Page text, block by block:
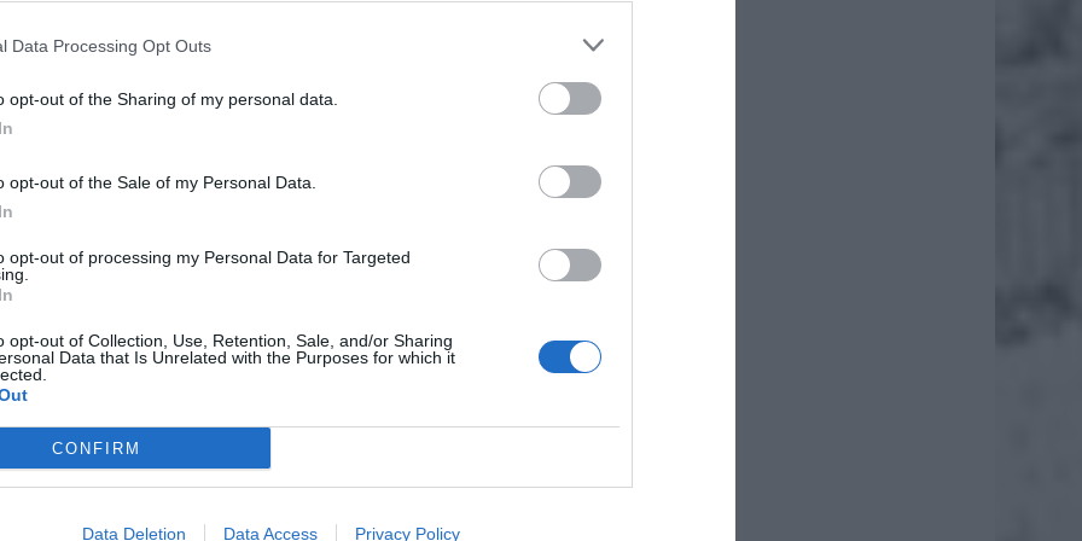
Data Processing Opt Outs
opt-out of the Sharing of my personal data.
opt-out of the Sale of my Personal Data.
opt-out of processing my Personal Data for Targeted
opt-out of Collection, Use, Retention, Sale, and/or Sharing
Data that Is Unrelated with the Purposes for which it
CONFIRM
Data Deletion Data Access Privacy Policy
się toksyczne substancje, które mogą być szkodliwe dla zdrowia ludzi i